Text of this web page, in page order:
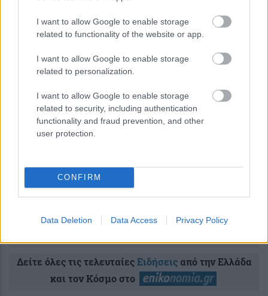
I want to allow Google to enable storage
related to functionality of the website or app.
I want to allow Google to enable storage
related to personalization.
I want to allow Google to enable storage
related to security, including authentication
functionality and fraud prevention, and other
user protection.
CONFIRM
Data Deletion Data Access Privacy Policy
ΑΘΛΗΤΙΚΕΣ ΕΦΗΜΕΡΙΔΕΣ
ΠΡΩΤΟΣΕΛΙΔΑ
Σχόλια Αναγνωστών
Ακολουθήστε το στοGoogle News
Δείτε όλες τις τελευταίεςΕιδήσειςαπό την Ελλάδα
και τον Κόσμο στο